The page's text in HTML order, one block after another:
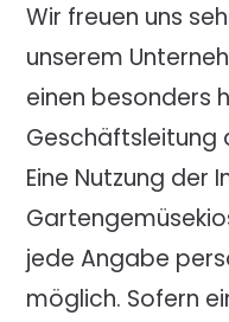
Wir freuen uns
unserem
einen besonders
Geschäftsleitung
Eine Nutzung der
jede Angabe
möglich. Sofern